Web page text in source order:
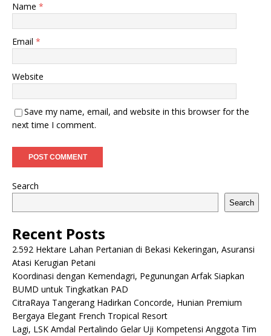
Name *
Email *
Website
Save my name, email, and website in this browser for the
next time I comment.
Search
Search
Recent Posts
2.592 Hektare Lahan Pertanian di Bekasi Kekeringan, Asuransi
Atasi Kerugian Petani
Koordinasi dengan Kemendagri, Pegunungan Arfak Siapkan
BUMD untuk Tingkatkan PAD
CitraRaya Tangerang Hadirkan Concorde, Hunian Premium
Bergaya Elegant French Tropical Resort
Lagi, LSK Amdal Pertalindo Gelar Uji Kompetensi Anggota Tim